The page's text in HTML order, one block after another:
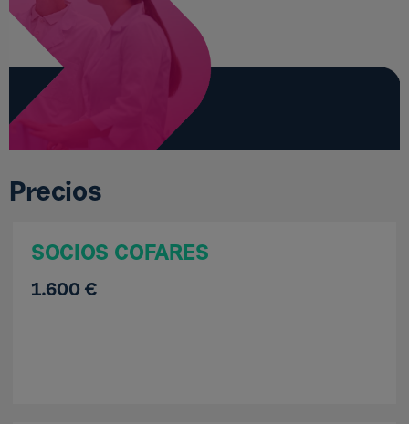
Precios
SOCIOS COFARES
1.600 €